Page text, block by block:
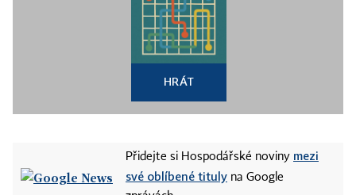
HRÁT
Přidejte si Hospodářské noviny mezi
své oblíbené tituly na Google